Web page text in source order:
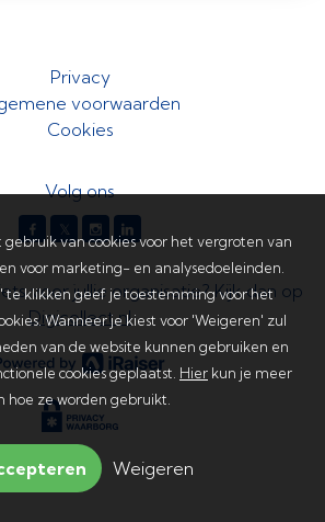
Privacy
voorwaarden
Cookies
Volg ons
𝕏
voor jullie organisatie? Kijk dan op
Digicollect.nl
van cookies voor het vergroten van
voor marketing- en analysedoeleinden.
te klikken geef je toestemming voor het
Wanneer je kiest voor 'Weigeren' zul
van de website kunnen gebruiken en
cookies geplaatst. Hier kun je meer
hoe ze worden gebruikt.
Weigeren